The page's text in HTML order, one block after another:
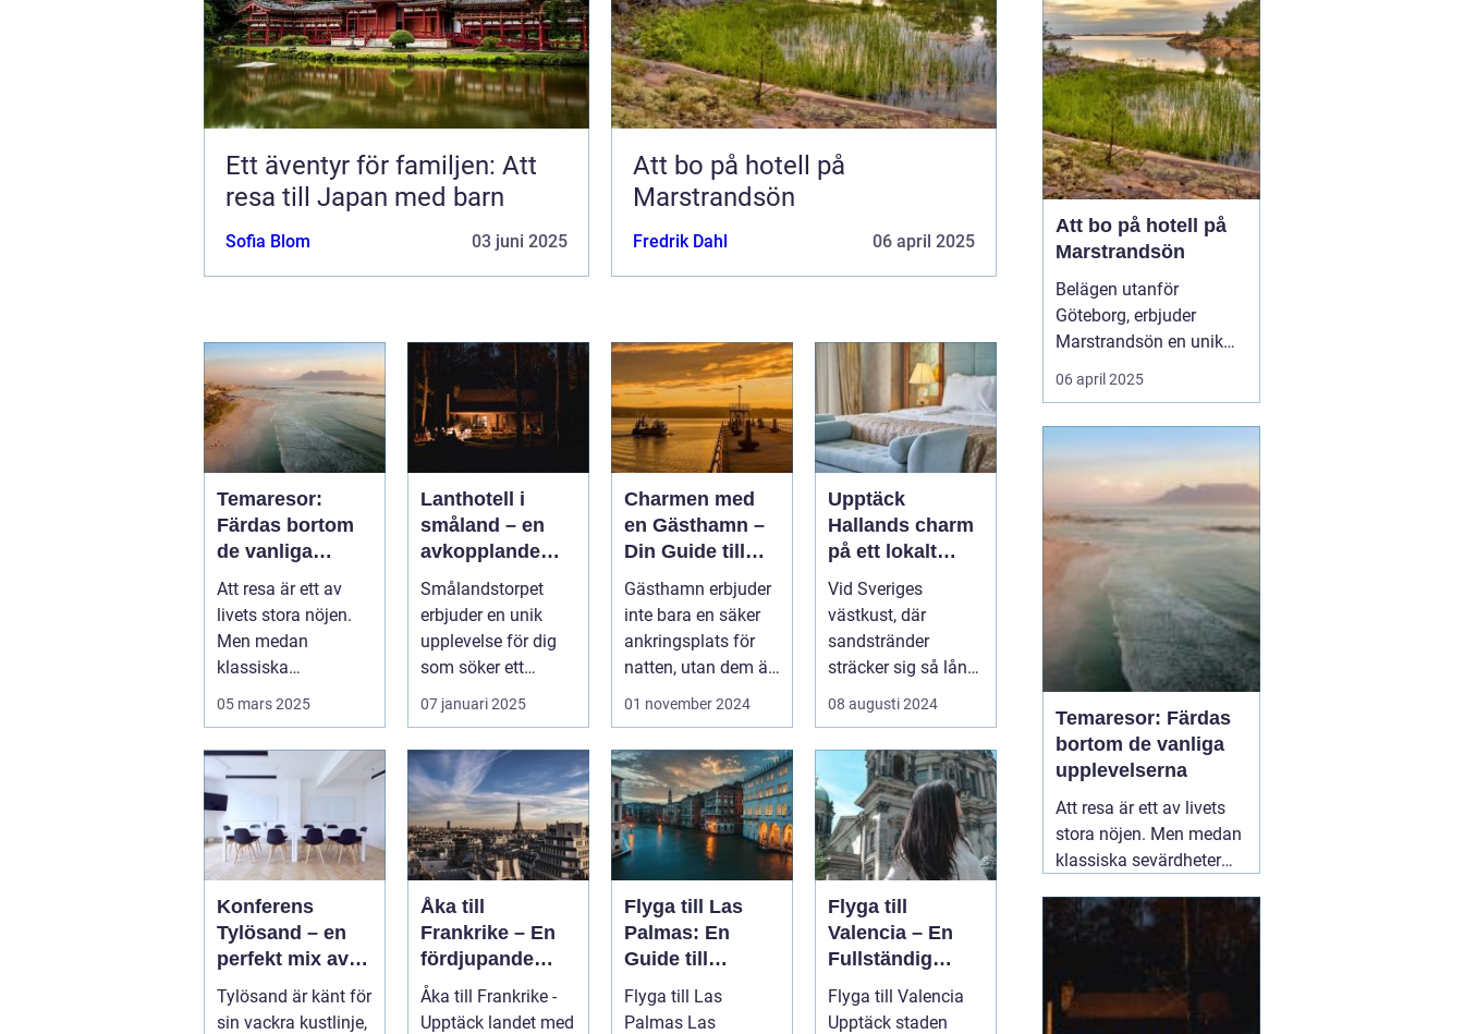
Ett äventyr för familjen: Att
resa till Japan med barn
Sofia Blom 03 juni 2025
Att bo på hotell på
Marstrandsön
Fredrik Dahl 06 april 2025
Temaresor:
Färdas bortom
de vanliga
upplevelserna
Att resa är ett av
livets stora nöjen.
Men medan
klassiska
05 mars 2025
Lanthotell i
småland – en
avkopplande
och hållbar
vistelse på
smålandstorpet
Smålandstorpet
erbjuder en unik
upplevelse för dig
som söker ett
mysigt lanthotell i...
07 januari 2025
Charmen med
en Gästhamn –
Din Guide till
Livet på
Bryggan
Gästhamn erbjuder
inte bara en säker
ankringsplats för
natten, utan dem är
01 november 2024
Upptäck
Hallands charm
på ett lokalt
hotell
Vid Sveriges
västkust, där
sandstränder
sträcker sig så långt
08 augusti 2024
Konferens
Tylösand – en
perfekt mix av
affär och nöje
Tylösand är känt för
sin vackra kustlinje,
Åka till
Frankrike – En
fördjupande
guide för
resenärer
Åka till Frankrike -
Upptäck landet med
Flyga till Las
Palmas: En
Guide till
Kanarieöarnas
Pärla
Flyga till Las
Palmas Las
Flyga till
Valencia – En
Fullständig
Guide
Flyga till Valencia
Upptäck staden
säker och ren
destination erbjuder...
Att bo på hotell på
Marstrandsön
Belägen utanför
Göteborg, erbjuder
Marstrandsön en unik
kombination av historia
och naturskönhet, vilket
resmål för turister från
hela världen. Med dess
charmiga a...
06 april 2025
Temaresor: Färdas
bortom de vanliga
upplevelserna
Att resa är ett av livets
stora nöjen. Men medan
klassiska sevärdheter
lockar många, finns det
en växande skara av
resenärer som söker
något mer speciellt.05
mars 2025